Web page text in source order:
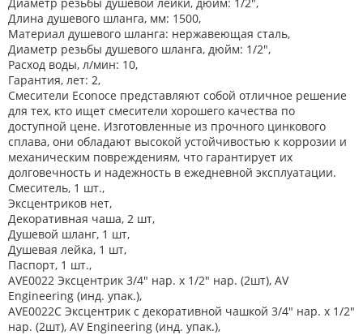
Длина душевого шланга, мм: 1500,
Материал душевого шланга: нержавеющая сталь,
Диаметр резьбы душевого шланга, дюйм: 1/2",
Расход воды, л/мин: 10,
Гарантия, лет: 2,
Смесители Econoce представляют собой отличное решение
для тех, кто ищет смесители хорошего качества по
доступной цене. Изготовленные из прочного цинкового
сплава, они обладают высокой устойчивостью к коррозии и
механическим повреждениям, что гарантирует их
долговечность и надежность в ежедневной эксплуатации.
Смеситель, 1 шт.,
Эксцентриков нет,
Декоративная чаша, 2 шт,
Душевой шланг, 1 шт,
Душевая лейка, 1 шт,
Паспорт, 1 шт.,
AVE0022 Эксцентрик 3/4" нар. х 1/2" нар. (2шт), AV
Engineering (инд. упак.),
AVE0022C Эксцентрик с декоративной чашкой 3/4" нар. х 1/2"
нар. (2шт), AV Engineering (инд. упак.),